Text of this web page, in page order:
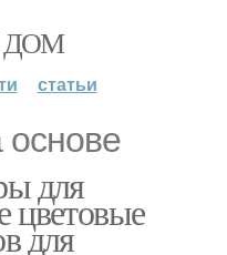
статьи
основе
для
цветовые
для